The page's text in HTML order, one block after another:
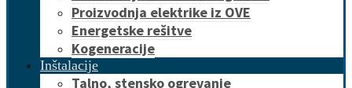
Proizvodnja elektrike iz OVE
Energetske rešitve
Kogeneracije
Inštalacije
Talno, stensko ogrevanje